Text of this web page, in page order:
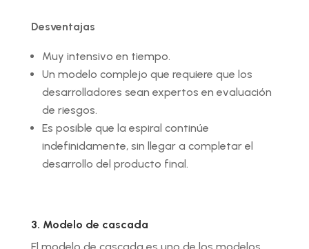
Desventajas
Muy intensivo en tiempo.
Un modelo complejo que requiere que los
desarrolladores sean expertos en evaluación
de riesgos.
Es posible que la espiral continúe
indefinidamente, sin llegar a completar el
desarrollo del producto final.
3. Modelo de cascada